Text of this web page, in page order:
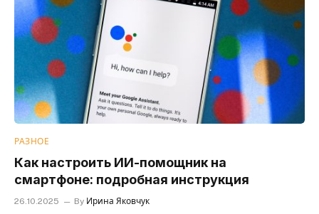
РАЗНОЕ
Как настроить ИИ-помощник на
смартфоне: подробная инструкция
26.10.2025 By Ирина Яковчук